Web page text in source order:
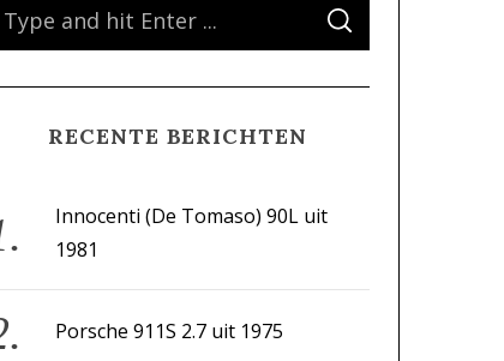
S
A
C
RECENTE BERICHTEN
Innocenti (De Tomaso) 90L uit
1981
Porsche 911S 2.7 uit 1975